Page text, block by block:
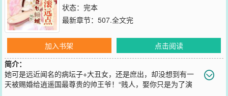
状态：完本
最新章节： 507.全文完
加入书架
点击阅读
简介：
她可是远近闻名的病坛子+大丑女，还是庶出，却没想到有一
天被赐婚给逍遥国最尊贵的帅王爷！“贱人，娶你只是为了演